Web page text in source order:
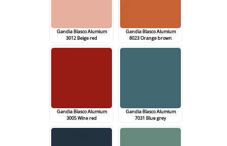
Gandia Blasco Alumium
3012 Beige red
Gandia Blasco Alumium
8023 Orange brown
Gandia Blasco Alumium
3005 Wine red
Gandia Blasco Alumium
7031 Blue grey